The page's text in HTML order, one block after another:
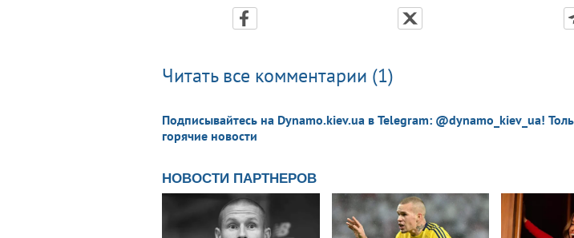
Читать все комментарии (1)
Подписывайтесь на Dynamo.kiev.ua в Telegram: @dynamo_kiev_ua!
горячие новости